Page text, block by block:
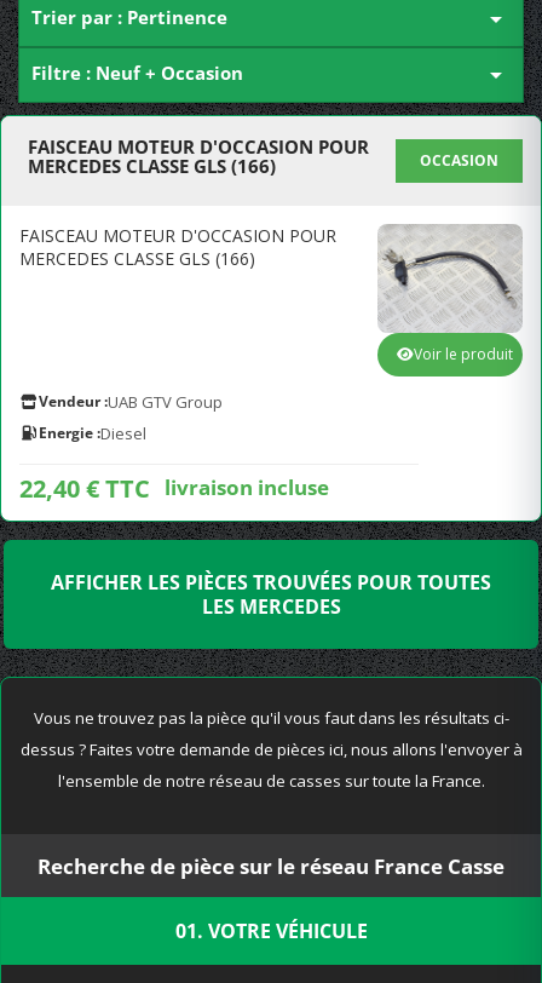
Trier par : Pertinence 
Filtre : Neuf + Occasion 
FAISCEAU MOTEUR D'OCCASION POUR
MERCEDES CLASSE GLS (166)
OCCASION
FAISCEAU MOTEUR D'OCCASION POUR
MERCEDES CLASSE GLS (166)
Vendeur :UAB GTV Group
Energie :Diesel
22,40 € TTC livraison incluse
Voir le produit
AFFICHER LES PIÈCES TROUVÉES POUR TOUTES
LES MERCEDES
Vous ne trouvez pas la pièce qu'il vous faut dans les résultats ci-
dessus ? Faites votre demande de pièces ici, nous allons l'envoyer à
l'ensemble de notre réseau de casses sur toute la France.
Recherche de pièce sur le réseau France Casse
01. VOTRE VÉHICULE